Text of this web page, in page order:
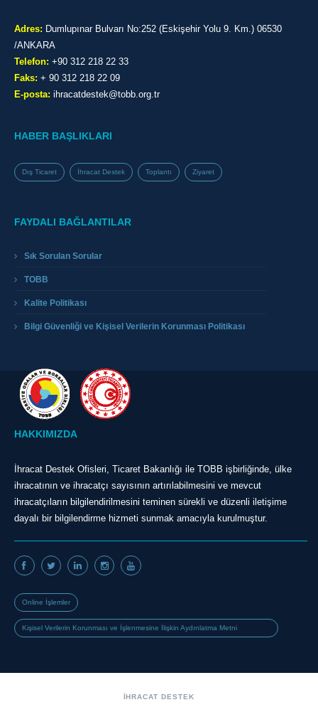
Adres: Dumlupınar Bulvarı No:252 (Eskişehir Yolu 9. Km.) 06530
/ANKARA
Telefon: +90 312 218 22 33
Faks: + 90 312 218 22 09
E-posta: ihracatdestek@tobb.org.tr
HABER BAŞLIKLARI
Dış Ticaret İhracat Destek Toplantı Ziyaret
FAYDALI BAĞLANTILAR
Sık Sorulan Sorular
TOBB
Kalite Politikası
Bilgi Güvenliği ve Kişisel Verilerin Korunması Politikası
HAKKIMIZDA
İhracat Destek Ofisleri, Ticaret Bakanlığı ile TOBB işbirliğinde, ülke
ihracatının ve ihracatçı sayısının artırılabilmesini ve mevcut
ihracatçıların bilgilendirilmesini teminen sürekli ve düzenli iletişime
dayalı bir bilgilendirme hizmeti sunmak amacıyla kurulmuştur.
Online İşlemler
Kişisel Verilerin Korunması ve İşlenmesine İlişkin Aydınlatma Metni
İHRACAT DESTEK